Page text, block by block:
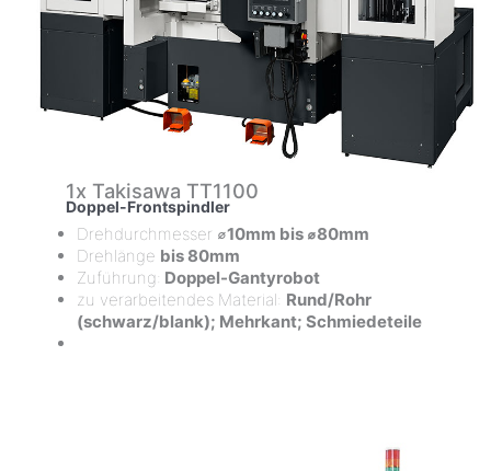
1x Takisawa TT1100
Doppel-Frontspindler
Drehdurchmesser ⌀10mm bis ⌀80mm
Drehlänge bis 80mm
Zuführung: Doppel-Gantyrobot
zu verarbeitendes Material: Rund/Rohr
(schwarz/blank); Mehrkant; Schmiedeteile